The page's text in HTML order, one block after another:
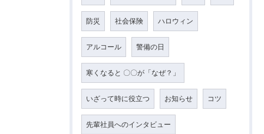
防災 社会保険 ハロウィン
アルコール 警備の日
寒くなると 〇〇が「なぜ？」
いざって時に役立つ お知らせ コツ
先輩社員へのインタビュー